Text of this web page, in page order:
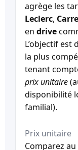
agrège les
Leclerc,
en drive
L’objectif est
la plus
tenant
prix unitaire
disponibilité
familial).
Prix unitaire
Comparez